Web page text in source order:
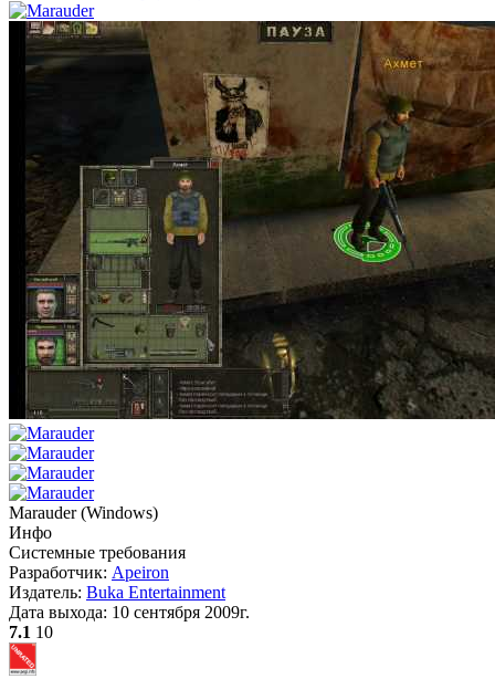
Marauder (Windows)
Инфо
Системные требования
Разработчик: Apeiron
Издатель: Buka Entertainment
Дата выхода: 10 сентября 2009г.
7.1 10